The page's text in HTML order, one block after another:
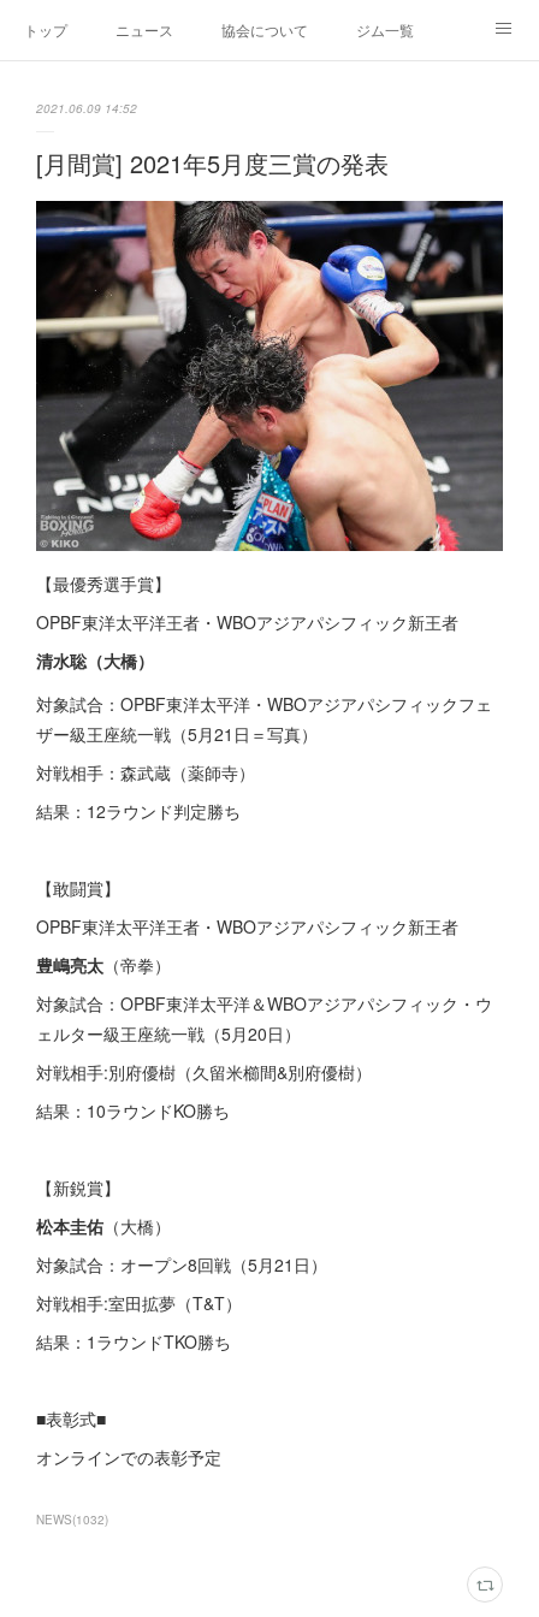
トップ ニュース 協会について ジム一覧
2021.06.09 14:52
[月間賞] 2021年5月度三賞の発表
【最優秀選手賞】
OPBF東洋太平洋王者・WBOアジアパシフィック新王者
清水聡 （大橋）
対象試合：OPBF東洋太平洋・WBOアジアパシフィックフェ
ザー級王座統一戦（5月21日＝写真）
対戦相手：森武蔵（薬師寺）
結果：12ラウンド判定勝ち
【敢闘賞】
OPBF東洋太平洋王者・WBOアジアパシフィック新王者
豊嶋亮太 （帝拳）
対象試合：OPBF東洋太平洋＆WBOアジアパシフィック・ウ
ェルター級王座統一戦（5月20日）
対戦相手:別府優樹（久留米櫛間&別府優樹）
結果：10ラウンドKO勝ち
【新鋭賞】
松本圭佑 （大橋）
対象試合：オープン8回戦（5月21日）
対戦相手:室田拡夢（T&T）
結果：1ラウンドTKO勝ち
■表彰式■
オンラインでの表彰予定
NEWS(1032)